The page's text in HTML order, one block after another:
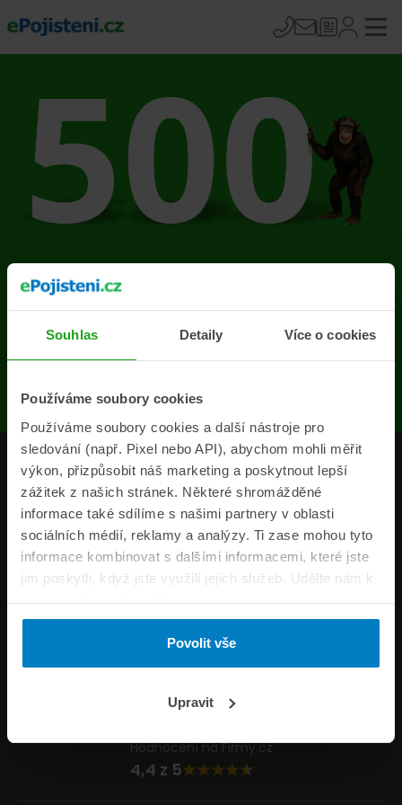
Souhlas Detaily Více o cookies
Používáme soubory cookies
Používáme soubory cookies a další nástroje pro
sledování (např. Pixel nebo API), abychom mohli měřit
výkon, přizpůsobit náš marketing a poskytnout lepší
zážitek z našich stránek. Některé shromážděné
informace také sdílíme s našimi partnery v oblasti
sociálních médií, reklamy a analýzy. Ti zase mohou tyto
informace kombinovat s dalšími informacemi, které jste
jim poskytli, když jste využili jejich služeb. Udělte nám k
tomu prosím svůj souhlas.
Povolit vše
Upravit
Na stránce se vyskytla
chyba
Produkty
Pojišťovny
Informace
ePojisteni.cz
Formuláře
Napište nám
Hodnocení na Firmy.cz
4,4 z 5